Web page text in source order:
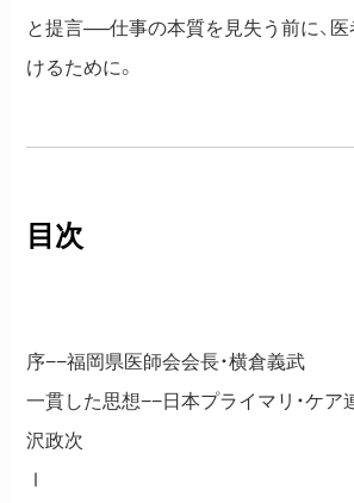
と提言──仕事の本質を見失う前に、
けるために。
目次
序−−福岡県医師会会長・横倉義武
一貫した思想−−日本プライマリ・ケア
沢政次
Ⅰ